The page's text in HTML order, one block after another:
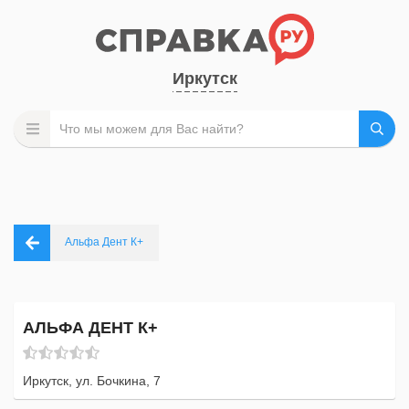
Иркутск
Альфа Дент К+
АЛЬФА ДЕНТ К+
Иркутск, ул. Бочкина, 7